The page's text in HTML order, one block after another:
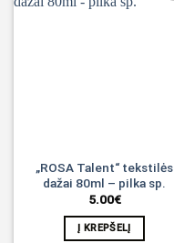
„ROSA Talent“ tekstilės
dažai 80ml – pilka sp.
5.00€
Į KREPŠELĮ